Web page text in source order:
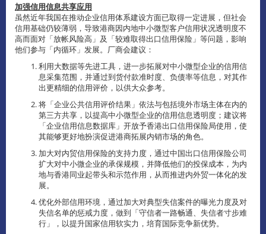
加强信用信息共享应用
虽然近年我国在推动企业信用体系建设方面已取得一定进展，但社会
信用基础仍较薄弱，导致港商因内地中小微型客户信用状况透明度不
高而面对「放帐风险高」及「较难取得出口信用保险」等问题，影响
他们参与「内循环」发展。厂商会建议：
利用大数据等先进工具，进一步拓展对中小微型企业的信用信
息采集范围，并通过到货付款准时度、负债率等信息，对其作
出更精细的信用评价，以供大众参考。
将「企业公共信用评价结果」依法与包括境外市场主体在内的
第三方共享，以提高中小微型企业的信用信息透明度；建议将
「企业信用信息数据库」开放予香港出口信用保险局使用，使
其能够更好地扮演促进港商拓展内销市场的角色。
加大对内贸信用保险的支持力度，通过中国出口信用保险公司
扩大对中小微企业的承保规模，并降低他们的投保成本，为内
地与香港同业起带头和示范作用，从而推进内外贸一体化的发
展。
优化外部信用环境，通过加大对典型失信案件的曝光力度及对
失信名单的惩戒力度，做到「守信者一路畅通、失信者寸步难
行」，以提升国家信用软实力，培育国际竞争新优势。